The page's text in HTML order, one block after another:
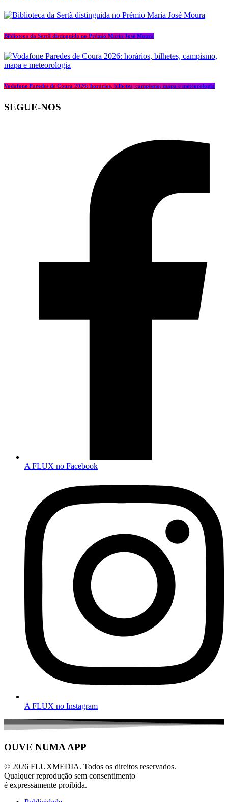
Biblioteca da Sertã distinguida no Prémio Maria José Moura
Vodafone Paredes de Coura 2026: horários, bilhetes, campismo, mapa e meteorologia
SEGUE-NOS
A FLUX no Facebook
A FLUX no Instagram
OUVE NUMA APP
© 2026 FLUXMEDIA. Todos os direitos reservados.
Qualquer reprodução sem consentimento
é expressamente proibida.